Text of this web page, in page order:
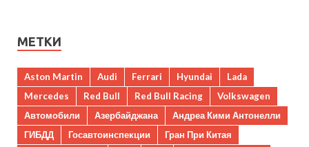
МЕТКИ
Aston Martin Audi Ferrari Hyundai
Lada
Mercedes
Red Bull Red Bull Racing
Volkswagen
Автомобили
Азербайджана
Андреа Кими Антонелли
ГИБДД
Госавтоинспекции
Гран При Китая